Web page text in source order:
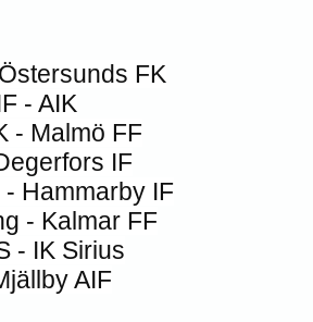
FK
- AIK
- Malmö FF
IF
Hammarby IF
- Kalmar FF
- IK Sirius
AIF